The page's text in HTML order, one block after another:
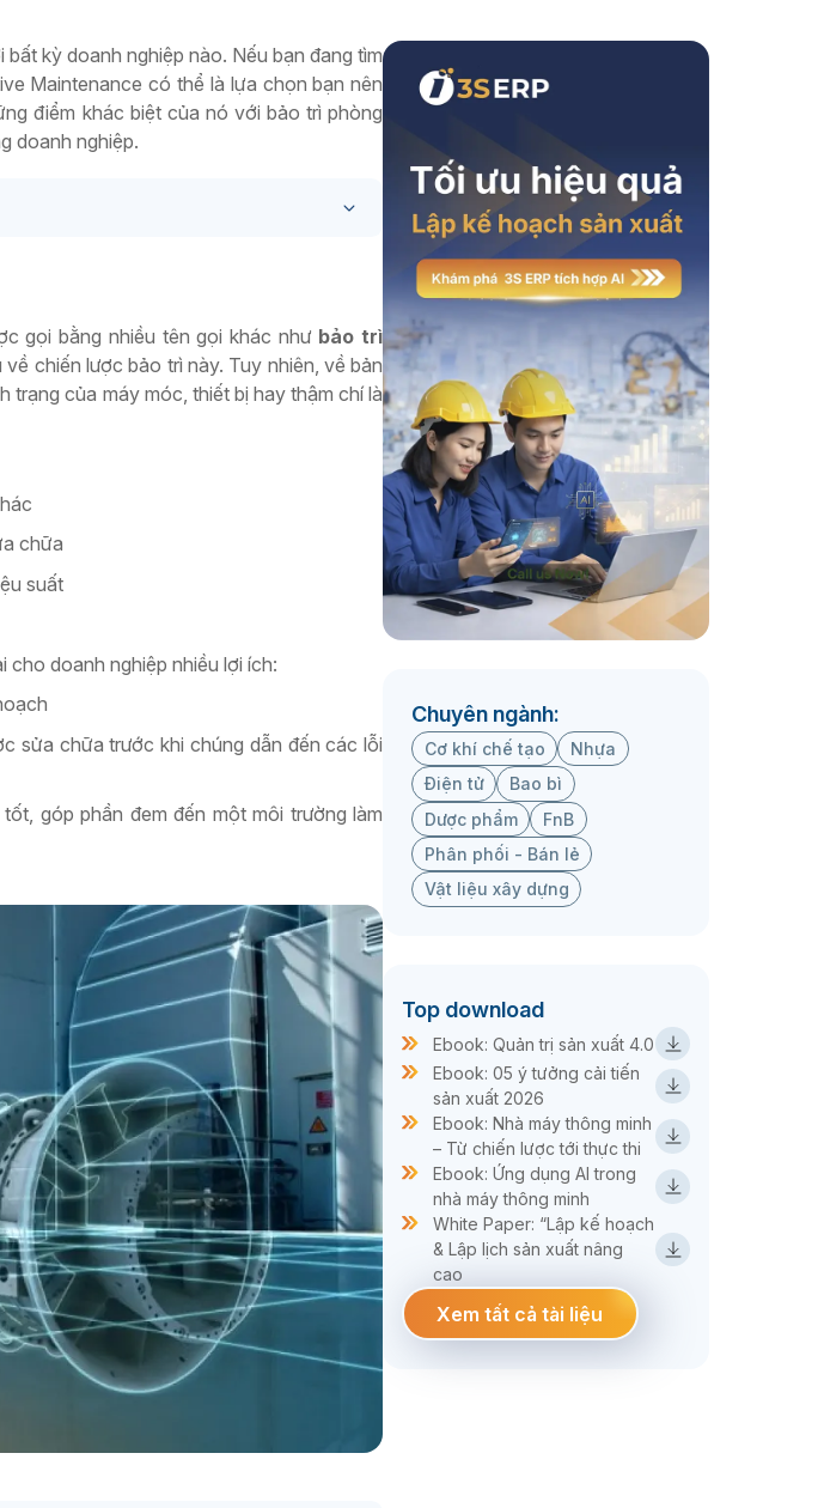
Xem thêm
kỳ doanh nghiệp nào. Nếu bạn đang tìm
Maintenance có thể là lựa chọn bạn nên
điểm khác biệt của nó với bảo trì phòng
doanh nghiệp.
gọi bằng nhiều tên gọi khác như bảo trì
chiến lược bảo trì này. Tuy nhiên, về bản
trạng của máy móc, thiết bị hay thậm chí là
chữa
suất
doanh nghiệp nhiều lợi ích:
sửa chữa trước khi chúng dẫn đến các lỗi
góp phần đem đến một môi trường làm
Chuyên ngành:
Cơ khí chế tạo
Nhựa
Điện tử
Bao bì
Dược phẩm
FnB
Phân phối - Bán lẻ
Vật liệu xây dựng
Top download
Ebook: Quản trị sản xuất 4.0
Ebook: 05 ý tưởng cải tiến
sản xuất 2026
Ebook: Nhà máy thông minh
– Từ chiến lược tới thực thi
Ebook: Ứng dụng AI trong
nhà máy thông minh
White Paper: “Lập kế hoạch
& Lập lịch sản xuất nâng
cao
Xem tất cả tài liệu